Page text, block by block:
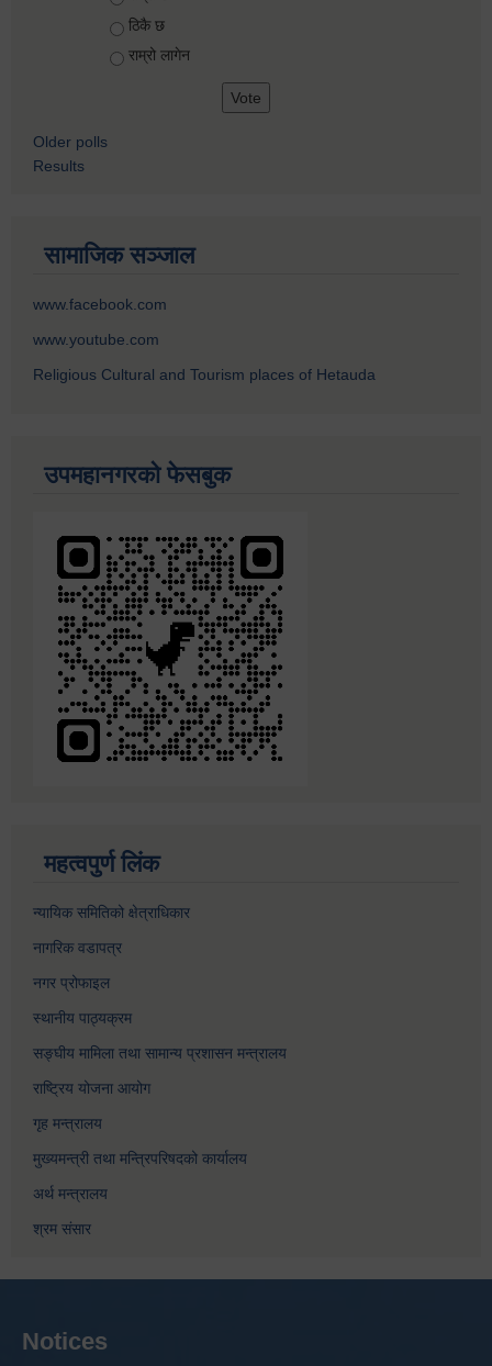
ठिकै छ
राम्रो लागेन
Older polls
Results
सामाजिक सञ्जाल
www.facebook.com
www.youtube.com
Religious Cultural and Tourism places of Hetauda
उपमहानगरको फेसबुक
महत्वपुर्ण लिंक
न्यायिक समितिको क्षेत्राधिकार
नागरिक वडापत्र
नगर प्रोफाइल
स्थानीय पाठ्यक्रम
सङ्घीय मामिला तथा सामान्य प्रशासन मन्त्रालय
राष्ट्रिय योजना आयोग
गृह मन्त्रालय
मुख्यमन्त्री तथा मन्त्रिपरिषदको कार्यालय
अर्थ मन्त्रालय
श्रम संसार
Notices